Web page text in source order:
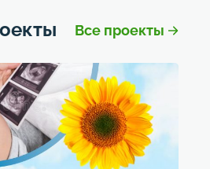
Все проекты